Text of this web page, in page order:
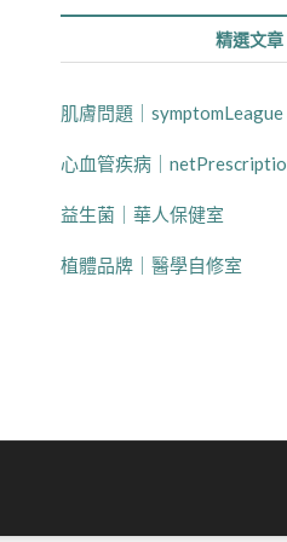
精選文章
肌膚問題｜
心血管疾病｜
益生菌｜華人保健室
植體品牌｜醫學自修室